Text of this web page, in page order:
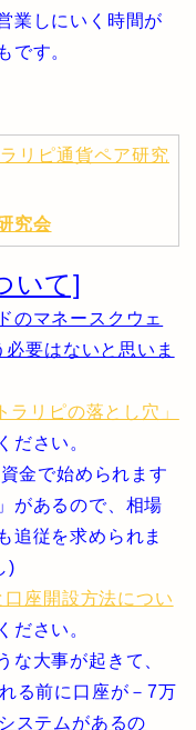
業しにいく時間が
です。
究会
いて]
のマネースクウェ
要はないと思いま
ラリピの落とし穴」
ださい。
金で始められます
があるので、相場
追従を求められま
)
口座開設方法につい
ださい。
な大事が起きて、
る前に口座が－7万
ステムがあるの